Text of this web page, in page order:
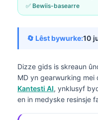
✅ Bewiis-basearre
🔄 Lêst bywurke:10
Dizze gids is skreaun
MD yn gearwurking mei
Kantesti AI, ynklusyf
en in medyske resinsje